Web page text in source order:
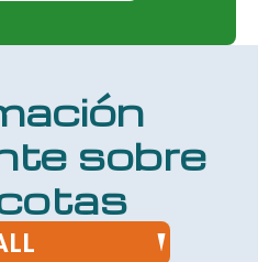
sobre